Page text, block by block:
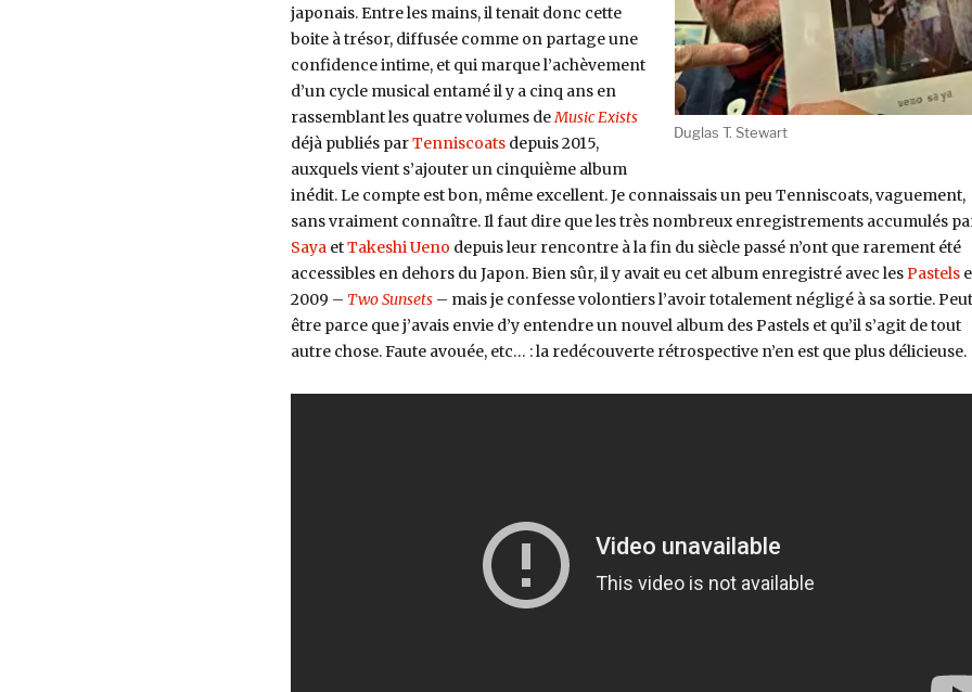
Duglas T. Stewart
japonais. Entre les mains, il tenait donc cette
boite à trésor, diffusée comme on partage une
confidence intime, et qui marque l’achèvement
d’un cycle musical entamé il y a cinq ans en
rassemblant les quatre volumes deMusic Exists
déjà publiés parTenniscoatsdepuis 2015,
auxquels vient s’ajouter un cinquième album
inédit. Le compte est bon, même excellent. Je connaissais un peu Tenniscoats, vaguement,
sans vraiment connaître. Il faut dire que les très nombreux enregistrements accumulés
SayaetTakeshi Ueno depuis leur rencontre à la fin du siècle passé n’ont que rarement été
accessibles en dehors du Japon. Bien sûr, il y avait eu cet album enregistré avec lesPastels
2009 – Two Sunsets– mais je confesse volontiers l’avoir totalement négligé à sa sortie.
être parce que j’avais envie d’y entendre un nouvel album des Pastels et qu’il s’agit de tout
autre chose. Faute avouée, etc… : la redécouverte rétrospective n’en est que plus délicieuse.